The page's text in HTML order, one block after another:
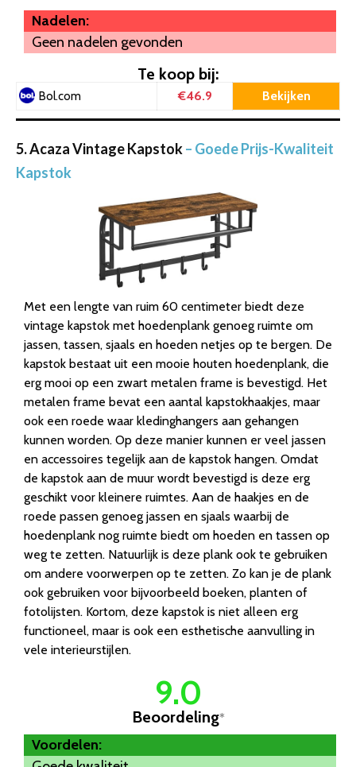
Nadelen:
Geen nadelen gevonden
Te koop bij:
Bol.com €46.9 Bekijken
5. Acaza Vintage Kapstok– Goede Prijs-Kwaliteit
Kapstok
Met een lengte van ruim 60 centimeter biedt deze
vintage kapstok met hoedenplank genoeg ruimte om
jassen, tassen, sjaals en hoeden netjes op te bergen. De
kapstok bestaat uit een mooie houten hoedenplank, die
erg mooi op een zwart metalen frame is bevestigd. Het
metalen frame bevat een aantal kapstokhaakjes, maar
ook een roede waar kledinghangers aan gehangen
kunnen worden. Op deze manier kunnen er veel jassen
en accessoires tegelijk aan de kapstok hangen. Omdat
de kapstok aan de muur wordt bevestigd is deze erg
geschikt voor kleinere ruimtes. Aan de haakjes en de
roede passen genoeg jassen en sjaals waarbij de
hoedenplank nog ruimte biedt om hoeden en tassen op
weg te zetten. Natuurlijk is deze plank ook te gebruiken
om andere voorwerpen op te zetten. Zo kan je de plank
ook gebruiken voor bijvoorbeeld boeken, planten of
fotolijsten. Kortom, deze kapstok is niet alleen erg
functioneel, maar is ook een esthetische aanvulling in
vele interieurstijlen.
9.0
Beoordeling*
Voordelen: